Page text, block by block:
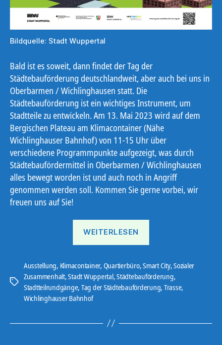
Bildquelle: Stadt Wuppertal
Bald ist es soweit, dann findet der Tag der
Städtebauförderung deutschlandweit, aber auch bei uns in
Oberbarmen / Wichlinghausen statt. Die
Städtebauförderung ist ein wichtiges Instrument, um
Stadtteile zu entwickeln. Am 13. Mai 2023 wird auf dem
Bergischen Plateau am Klimacontainer (Nähe
Wichlinghauser Bahnhof) von 11-15 Uhr über
verschiedene Programmpunkte aufgezeigt, was durch
Städtebaufördermittel in Oberbarmen / Wichlinghausen
alles bewegt worden ist und auch noch in Angriff
genommen werden soll. Kommen Sie gerne vorbei, wir
freuen uns auf Sie!
WEITERLESEN
Schlagwörter
Ausstellung, Klimacontainer, Quartierbüro,Smart City,Sozialer
Zusammenhalt,Stadt Wuppertal,Städtebauförderung,
Stadtteilrundgänge, Tag der Städtebauförderung, Trasse,
Wichlinghauser Bahnhof